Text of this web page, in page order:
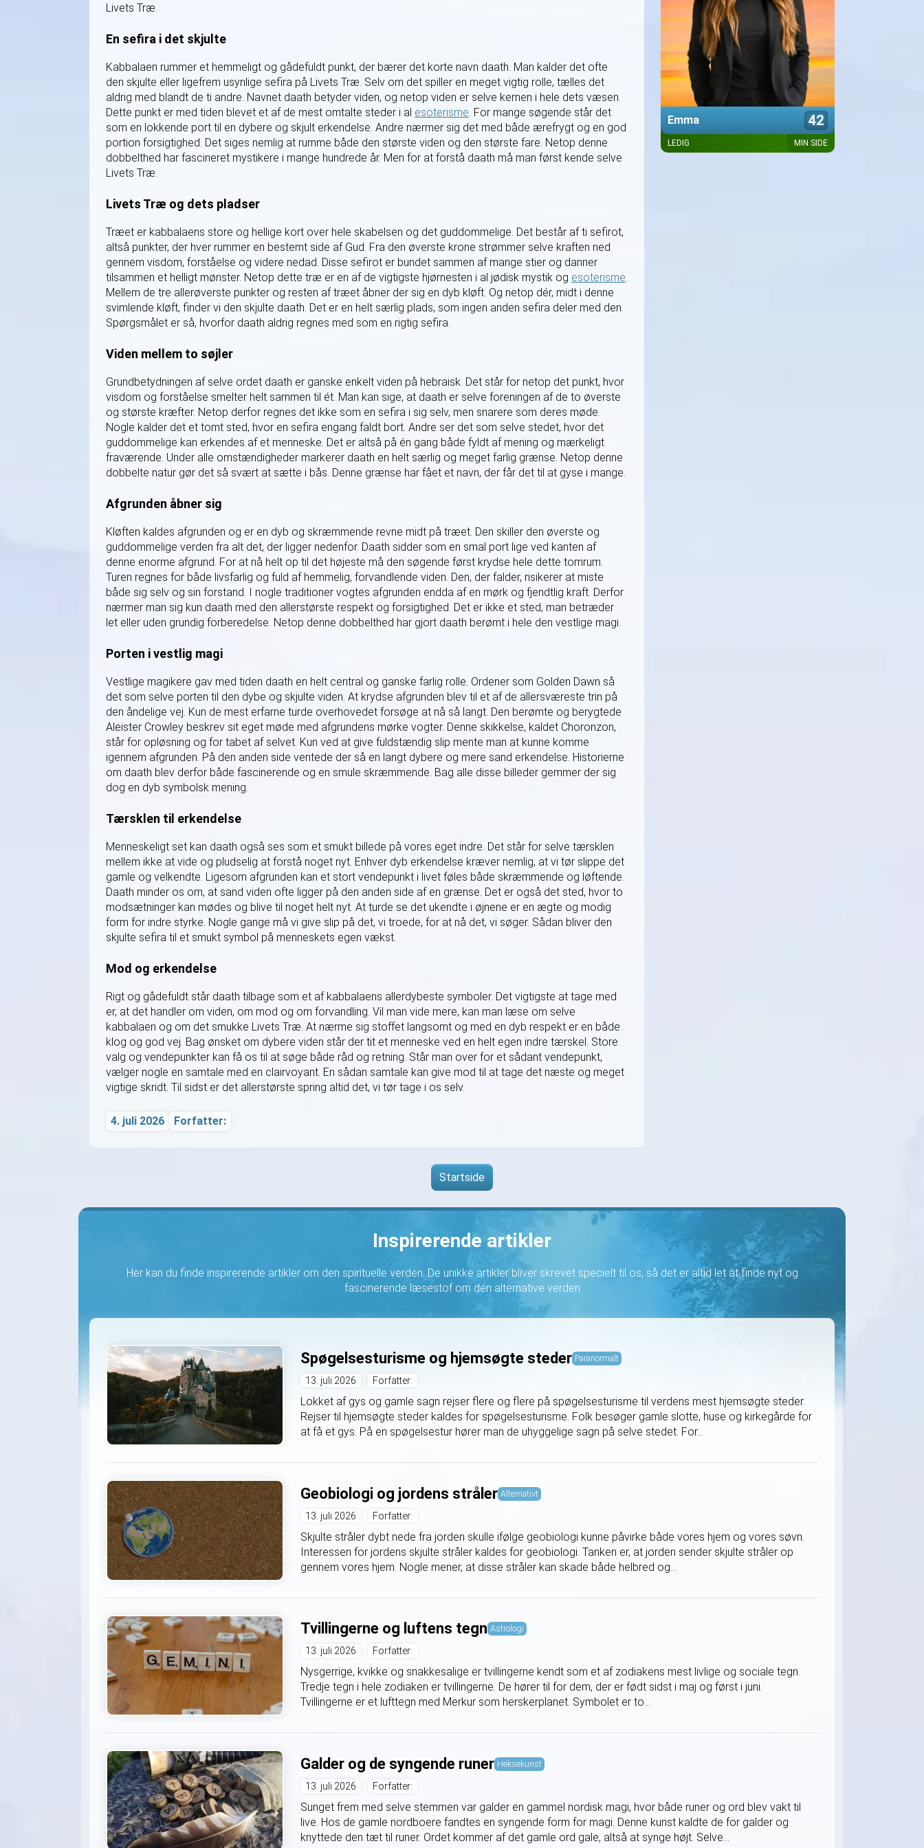
Livets Træ.
En sefira i det skjulte
Kabbalaen rummer et hemmeligt og gådefuldt punkt, der bærer det korte navn daath. Man kalder det ofte
den skjulte eller ligefrem usynlige sefira på Livets Træ. Selv om det spiller en meget vigtig rolle, tælles det
aldrig med blandt de ti andre. Navnet daath betyder viden, og netop viden er selve kernen i hele dets væsen.
Dette punkt er med tiden blevet et af de mest omtalte steder i al esoterisme . For mange søgende står det
som en lokkende port til en dybere og skjult erkendelse. Andre nærmer sig det med både ærefrygt og en god
portion forsigtighed. Det siges nemlig at rumme både den største viden og den største fare. Netop denne
dobbelthed har fascineret mystikere i mange hundrede år. Men for at forstå daath må man først kende selve
Livets Træ.
Livets Træ og dets pladser
Træet er kabbalaens store og hellige kort over hele skabelsen og det guddommelige. Det består af ti sefirot,
altså punkter, der hver rummer en bestemt side af Gud. Fra den øverste krone strømmer selve kraften ned
gennem visdom, forståelse og videre nedad. Disse sefirot er bundet sammen af mange stier og danner
tilsammen et helligt mønster. Netop dette træ er en af de vigtigste hjørnesten i al jødisk mystik og esoterisme
Mellem de tre allerøverste punkter og resten af træet åbner der sig en dyb kløft. Og netop dér, midt i denne
svimlende kløft, finder vi den skjulte daath. Det er en helt særlig plads, som ingen anden sefira deler med den.
Spørgsmålet er så, hvorfor daath aldrig regnes med som en rigtig sefira.
Viden mellem to søjler
Grundbetydningen af selve ordet daath er ganske enkelt viden på hebraisk. Det står for netop det punkt, hvor
visdom og forståelse smelter helt sammen til ét. Man kan sige, at daath er selve foreningen af de to øverste
og største kræfter. Netop derfor regnes det ikke som en sefira i sig selv, men snarere som deres møde.
Nogle kalder det et tomt sted, hvor en sefira engang faldt bort. Andre ser det som selve stedet, hvor det
guddommelige kan erkendes af et menneske. Det er altså på én gang både fyldt af mening og mærkeligt
fraværende. Under alle omstændigheder markerer daath en helt særlig og meget farlig grænse. Netop denne
dobbelte natur gør det så svært at sætte i bås. Denne grænse har fået et navn, der får det til at gyse i mange.
Afgrunden åbner sig
Kløften kaldes afgrunden og er en dyb og skræmmende revne midt på træet. Den skiller den øverste og
guddommelige verden fra alt det, der ligger nedenfor. Daath sidder som en smal port lige ved kanten af
denne enorme afgrund. For at nå helt op til det højeste må den søgende først krydse hele dette tomrum.
Turen regnes for både livsfarlig og fuld af hemmelig, forvandlende viden. Den, der falder, risikerer at miste
både sig selv og sin forstand. I nogle traditioner vogtes afgrunden endda af en mørk og fjendtlig kraft. Derfor
nærmer man sig kun daath med den allerstørste respekt og forsigtighed. Det er ikke et sted, man betræder
let eller uden grundig forberedelse. Netop denne dobbelthed har gjort daath berømt i hele den vestlige magi.
Porten i vestlig magi
Vestlige magikere gav med tiden daath en helt central og ganske farlig rolle. Ordener som Golden Dawn så
det som selve porten til den dybe og skjulte viden. At krydse afgrunden blev til et af de allersværeste trin på
den åndelige vej. Kun de mest erfarne turde overhovedet forsøge at nå så langt. Den berømte og berygtede
Aleister Crowley beskrev sit eget møde med afgrundens mørke vogter. Denne skikkelse, kaldet Choronzon,
står for opløsning og for tabet af selvet. Kun ved at give fuldstændig slip mente man at kunne komme
igennem afgrunden. På den anden side ventede der så en langt dybere og mere sand erkendelse. Historierne
om daath blev derfor både fascinerende og en smule skræmmende. Bag alle disse billeder gemmer der sig
dog en dyb symbolsk mening.
Tærsklen til erkendelse
Menneskeligt set kan daath også ses som et smukt billede på vores eget indre. Det står for selve tærsklen
mellem ikke at vide og pludselig at forstå noget nyt. Enhver dyb erkendelse kræver nemlig, at vi tør slippe det
gamle og velkendte. Ligesom afgrunden kan et stort vendepunkt i livet føles både skræmmende og løftende.
Daath minder os om, at sand viden ofte ligger på den anden side af en grænse. Det er også det sted, hvor to
modsætninger kan mødes og blive til noget helt nyt. At turde se det ukendte i øjnene er en ægte og modig
form for indre styrke. Nogle gange må vi give slip på det, vi troede, for at nå det, vi søger. Sådan bliver den
skjulte sefira til et smukt symbol på menneskets egen vækst.
Mod og erkendelse
Rigt og gådefuldt står daath tilbage som et af kabbalaens allerdybeste symboler. Det vigtigste at tage med
er, at det handler om viden, om mod og om forvandling. Vil man vide mere, kan man læse om selve
kabbalaen og om det smukke Livets Træ. At nærme sig stoffet langsomt og med en dyb respekt er en både
klog og god vej. Bag ønsket om dybere viden står der tit et menneske ved en helt egen indre tærskel. Store
valg og vendepunkter kan få os til at søge både råd og retning. Står man over for et sådant vendepunkt,
vælger nogle en samtale med en clairvoyant. En sådan samtale kan give mod til at tage det næste og meget
vigtige skridt. Til sidst er det allerstørste spring altid det, vi tør tage i os selv.
4. juli 2026 Forfatter:
Emma 42
Præsentation kommer snart
LEDIG MIN SIDE
Startside
Inspirerende artikler
Her kan du finde inspirerende artikler om den spirituelle verden. De unikke artikler bliver skrevet specielt til os, så det er altid let at finde nyt og
fascinerende læsestof om den alternative verden
Spøgelsesturisme og hjemsøgte steder Paranormalt
13. juli 2026 Forfatter:
Lokket af gys og gamle sagn rejser flere og flere på spøgelsesturisme til verdens mest hjemsøgte steder.
Rejser til hjemsøgte steder kaldes for spøgelsesturisme. Folk besøger gamle slotte, huse og kirkegårde for
at få et gys. På en spøgelsestur hører man de uhyggelige sagn på selve stedet. For...
Geobiologi og jordens stråler Alternativt
13. juli 2026 Forfatter:
Skjulte stråler dybt nede fra jorden skulle ifølge geobiologi kunne påvirke både vores hjem og vores søvn.
Interessen for jordens skjulte stråler kaldes for geobiologi. Tanken er, at jorden sender skjulte stråler op
gennem vores hjem. Nogle mener, at disse stråler kan skade både helbred og...
Tvillingerne og luftens tegn Astrologi
13. juli 2026 Forfatter:
Nysgerrige, kvikke og snakkesalige er tvillingerne kendt som et af zodiakens mest livlige og sociale tegn.
Tredje tegn i hele zodiaken er tvillingerne. De hører til for dem, der er født sidst i maj og først i juni.
Tvillingerne er et lufttegn med Merkur som herskerplanet. Symbolet er to...
Galder og de syngende runer Heksekunst
13. juli 2026 Forfatter:
Sunget frem med selve stemmen var galder en gammel nordisk magi, hvor både runer og ord blev vakt til
live. Hos de gamle nordboere fandtes en syngende form for magi. Denne kunst kaldte de for galder og
knyttede den tæt til runer. Ordet kommer af det gamle ord gale, altså at synge højt. Selve...